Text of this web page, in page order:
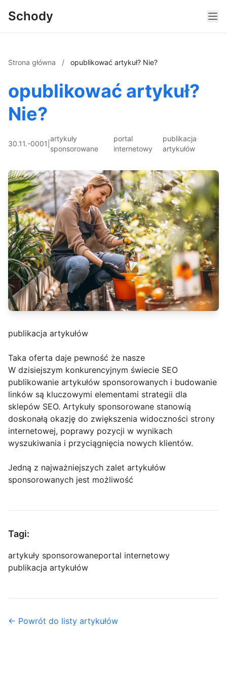
Schody
Strona główna / opublikować artykuł? Nie?
opublikować artykuł?
Nie?
30.11.-0001
artykuły
sponsorowane
portal
internetowy
publikacja
artykułów
publikacja artykułów
Taka oferta daje pewność że nasze
W dzisiejszym konkurencyjnym świecie SEO
publikowanie artykułów sponsorowanych i budowanie
linków są kluczowymi elementami strategii dla
sklepów SEO. Artykuły sponsorowane stanowią
doskonałą okazję do zwiększenia widoczności strony
internetowej, poprawy pozycji w wynikach
wyszukiwania i przyciągnięcia nowych klientów.
Jedną z najważniejszych zalet artykułów
sponsorowanych jest możliwość
Tagi:
artykuły sponsorowaneportal internetowy
publikacja artykułów
← Powrót do listy artykułów